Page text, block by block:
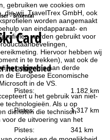
gebruiken we cookies om
die wij, TravelTrex GmbH, ook
worden aangemaakt
van eindapparaat- en
worden gebruikt voor
Hiervoor hebben wij
in te trekken), wat ook de
gegevens aan derde
de Europese Economische
in de VS.
u het gebruik van niet-
technologieën. Als u op
diensten die technisch
voor de uitvoering van het
- Brixental
Card
het skigebied
Pistes: 1.182 km
Pistes: 1.317 km
Pistes: 341 km